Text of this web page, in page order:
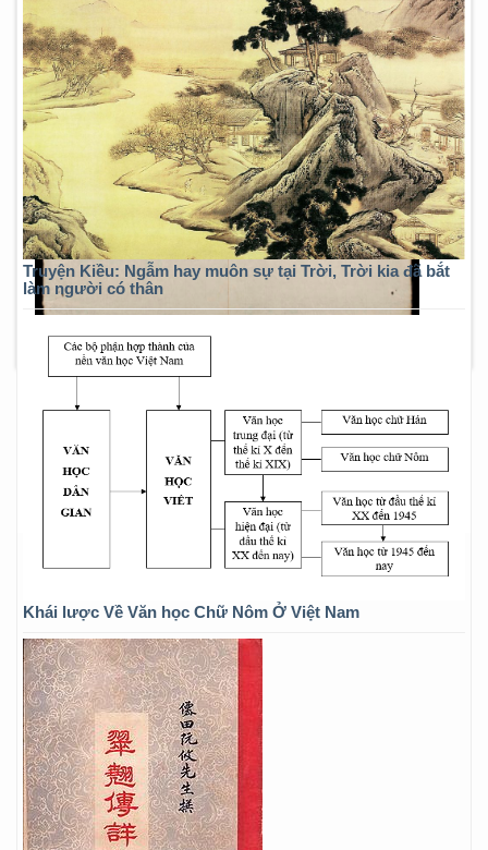
Truyện Kiều: Ngẫm hay muôn sự tại Trời, Trời kia đã bắt
làm người có thân
Khái lược Về Văn học Chữ Nôm Ở Việt Nam